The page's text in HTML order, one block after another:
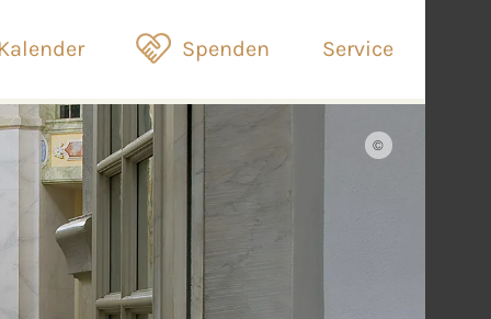
Spenden Service
©